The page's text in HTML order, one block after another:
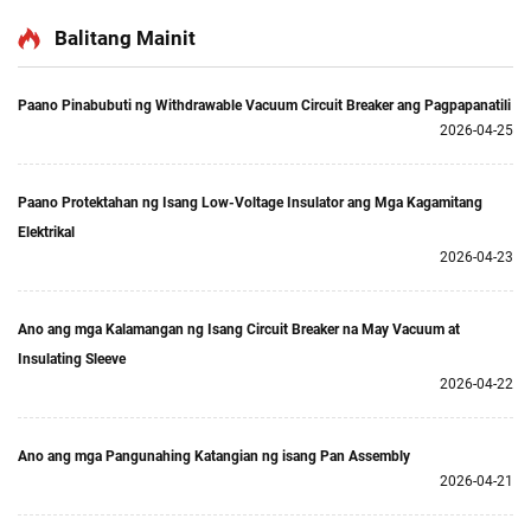
Balitang Mainit
Paano Pinabubuti ng Withdrawable Vacuum Circuit Breaker ang Pagpapanatili
2026-04-25
Paano Protektahan ng Isang Low-Voltage Insulator ang Mga Kagamitang
Elektrikal
2026-04-23
Ano ang mga Kalamangan ng Isang Circuit Breaker na May Vacuum at
Insulating Sleeve
2026-04-22
Ano ang mga Pangunahing Katangian ng isang Pan Assembly
2026-04-21